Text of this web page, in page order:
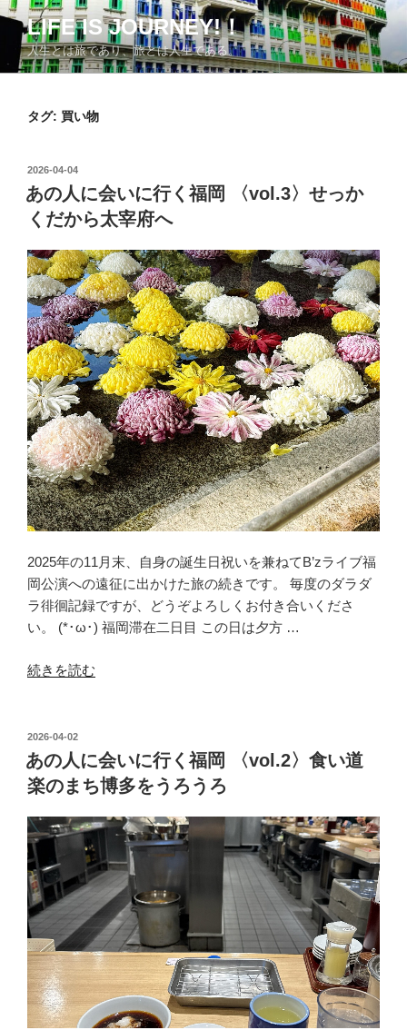
コ
ン
LIFE IS JOURNEY!！
人生とは旅であり、旅とは人生である。
タグ: 買い物
投
稿
日:
2026-04-04
あの人に会いに行く福岡 〈vol.3〉せっか
くだから太宰府へ
2025年の11月末、自身の誕生日祝いを兼ねてB’zライブ福
岡公演への遠征に出かけた旅の続きです。 毎度のダラダ
ラ徘徊記録ですが、どうぞよろしくお付き合いくださ
い。 (*･ω･) 福岡滞在二日目 この日は夕方 …
“あ
に
会
い
に
行
く
福
岡
〈vol.3〉
せ
っ
か
く
だ
続きを読む
投
稿
日:
2026-04-02
あの人に会いに行く福岡 〈vol.2〉食い道
楽のまち博多をうろうろ